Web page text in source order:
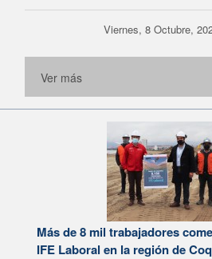
Viernes, 8 Octubre,
Ver más
Más de 8 mil trabajadores
IFE Laboral en la región de